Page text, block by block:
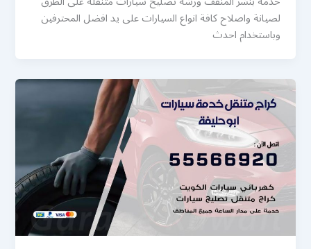
لصيانة واصلاح كافة انواع السيارات على يد افضل المحترفين
وباستخدام احدث